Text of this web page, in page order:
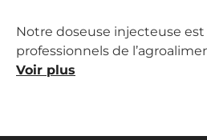
Notre doseuse injecteuse
professionnels de
et de l’industrie alimentaire.
Voir plus